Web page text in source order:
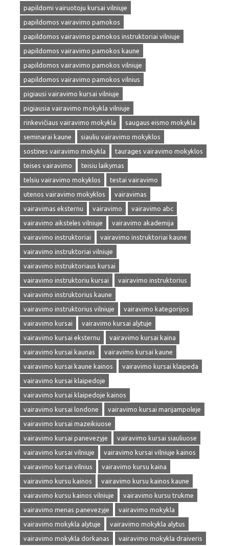
papildomi vairuotoju kursai vilniuje
papildomos vairavimo pamokos
papildomos vairavimo pamokos instruktoriai vilniuje
papildomos vairavimo pamokos kaune
papildomos vairavimo pamokos vilniuje
papildomos vairavimo pamokos vilnius
pigiausi vairavimo kursai vilniuje
pigiausia vairavimo mokykla vilniuje
rinkevičiaus vairavimo mokykla
saugaus eismo mokykla
seminarai kaune
siauliu vairavimo mokyklos
sostines vairavimo mokykla
taurages vairavimo mokyklos
teises vairavimo
teisiu laikymas
telsiu vairavimo mokyklos
testai vairavimo
utenos vairavimo mokyklos
vairavimas
vairavimas eksternu
vairavimo
vairavimo abc
vairavimo aiksteles vilniuje
vairavimo akademija
vairavimo instruktoriai
vairavimo instruktoriai kaune
vairavimo instruktoriai vilniuje
vairavimo instruktoriaus kursai
vairavimo instruktoriu kursai
vairavimo instruktorius
vairavimo instruktorius kaune
vairavimo instruktorius vilniuje
vairavimo kategorijos
vairavimo kursai
vairavimo kursai alytuje
vairavimo kursai eksternu
vairavimo kursai kaina
vairavimo kursai kaunas
vairavimo kursai kaune
vairavimo kursai kaune kainos
vairavimo kursai klaipeda
vairavimo kursai klaipedoje
vairavimo kursai klaipedoje kainos
vairavimo kursai londone
vairavimo kursai marijampoleje
vairavimo kursai mazeikiuose
vairavimo kursai panevezyje
vairavimo kursai siauliuose
vairavimo kursai vilniuje
vairavimo kursai vilniuje kainos
vairavimo kursai vilnius
vairavimo kursu kaina
vairavimo kursu kainos
vairavimo kursu kainos kaune
vairavimo kursu kainos vilniuje
vairavimo kursu trukme
vairavimo menas panevezyje
vairavimo mokykla
vairavimo mokykla alytuje
vairavimo mokykla alytus
vairavimo mokykla dorkanas
vairavimo mokykla draiveris